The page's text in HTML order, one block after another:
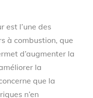
est l’une des
à combustion, que
d’augmenter la
la
que la
n’en